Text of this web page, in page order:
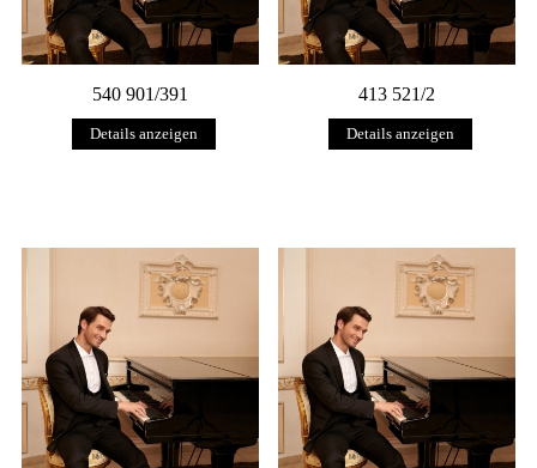
540 901/391
Details anzeigen
413 521/2
Details anzeigen